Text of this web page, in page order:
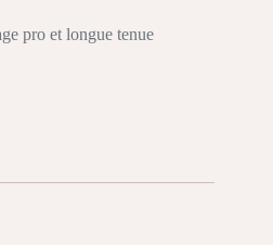
pro et longue tenue